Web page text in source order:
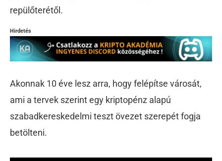
repülőterétől.
Hirdetés
Akonnak 10 éve lesz arra, hogy felépítse városát,
ami a tervek szerint egy kriptopénz alapú
szabadkereskedelmi teszt övezet szerepét fogja
betölteni.